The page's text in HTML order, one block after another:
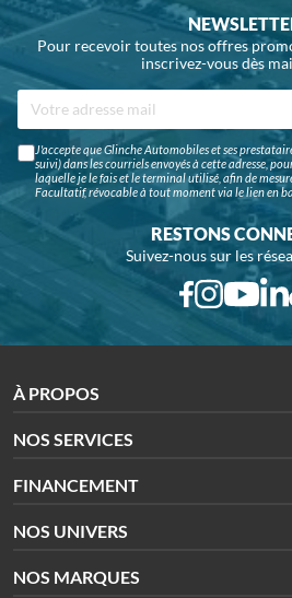
Pour recevoir toutes nos offres
inscrivez-vous dès
J'accepte que Glinche Automobiles et ses
suivi) dans les courriels envoyés à cette adresse,
laquelle je le fais et le terminal utilisé, afin de
Facultatif, révocable à tout moment via le lien en
RESTONS
Suivez-nous sur les
À PROPOS
NOS SERVICES
FINANCEMENT
NOS UNIVERS
NOS MARQUES